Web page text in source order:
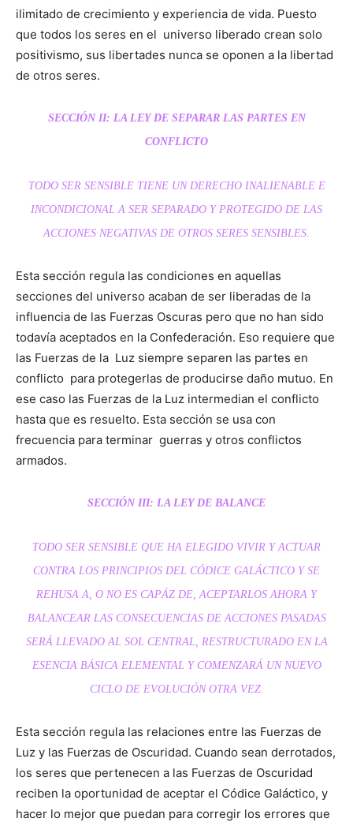
ilimitado de crecimiento y experiencia de vida. Puesto
que todos los seres en el universo liberado crean solo
positivismo, sus libertades nunca se oponen a la libertad
de otros seres.
SECCIÓN II: LA LEY DE SEPARAR LAS PARTES EN
CONFLICTO
TODO SER SENSIBLE TIENE UN DERECHO INALIENABLE E
INCONDICIONAL A SER SEPARADO Y PROTEGIDO DE LAS
ACCIONES NEGATIVAS DE OTROS SERES SENSIBLES.
Esta sección regula las condiciones en aquellas
secciones del universo acaban de ser liberadas de la
influencia de las Fuerzas Oscuras pero que no han sido
todavía aceptados en la Confederación. Eso requiere que
las Fuerzas de la Luz siempre separen las partes en
conflicto para protegerlas de producirse daño mutuo. En
ese caso las Fuerzas de la Luz intermedian el conflicto
hasta que es resuelto. Esta sección se usa con
frecuencia para terminar guerras y otros conflictos
armados.
SECCIÓN III: LA LEY DE BALANCE
TODO SER SENSIBLE QUE HA ELEGIDO VIVIR Y ACTUAR
CONTRA LOS PRINCIPIOS DEL CÓDICE GALÁCTICO Y SE
REHUSA A, O NO ES CAPÁZ DE, ACEPTARLOS AHORA Y
BALANCEAR LAS CONSECUENCIAS DE ACCIONES PASADAS
SERÁ LLEVADO AL SOL CENTRAL, RESTRUCTURADO EN LA
ESENCIA BÁSICA ELEMENTAL Y COMENZARÁ UN NUEVO
CICLO DE EVOLUCIÓN OTRA VEZ.
Esta sección regula las relaciones entre las Fuerzas de
Luz y las Fuerzas de Oscuridad. Cuando sean derrotados,
los seres que pertenecen a las Fuerzas de Oscuridad
reciben la oportunidad de aceptar el Códice Galáctico, y
hacer lo mejor que puedan para corregir los errores que